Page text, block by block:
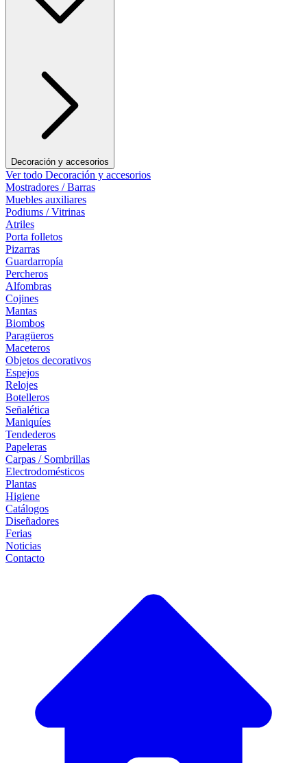
Decoración y accesorios
Ver todo Decoración y accesorios
Mostradores / Barras
Muebles auxiliares
Podiums / Vitrinas
Atriles
Porta folletos
Pizarras
Guardarropía
Percheros
Alfombras
Cojines
Mantas
Biombos
Paragüeros
Maceteros
Objetos decorativos
Espejos
Relojes
Botelleros
Señalética
Maniquíes
Tendederos
Papeleras
Carpas / Sombrillas
Electrodomésticos
Plantas
Higiene
Catálogos
Diseñadores
Ferias
Noticias
Contacto